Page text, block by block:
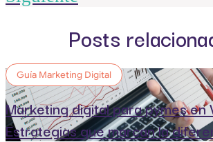
Posts
Guía Marketing Digital
Marketing digital para pymes en
Estrategias que marcan la